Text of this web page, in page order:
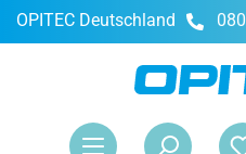
springen
OPITEC Deutschland